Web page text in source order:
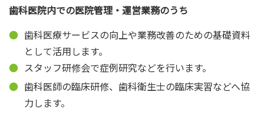
歯科医院内での医院管理・運営業務のうち
歯科医療サービスの向上や業務改善のための基礎資料
として活用します。
スタッフ研修会で症例研究などを行います。
歯科医師の臨床研修、歯科衛生士の臨床実習などへ協
力します。